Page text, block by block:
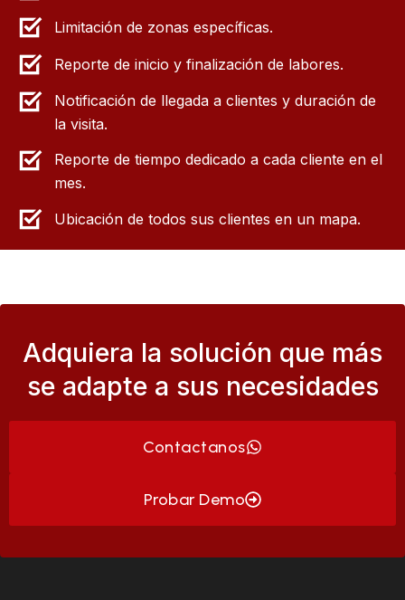
Limitación de zonas específicas.
Reporte de inicio y finalización de labores.
Notificación de llegada a clientes y duración de
la visita.
Reporte de tiempo dedicado a cada cliente en el
mes.
Ubicación de todos sus clientes en un mapa.
Adquiera la solución que más
se adapte a sus necesidades
Contactanos
Probar Demo